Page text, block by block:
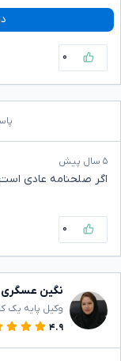
۰
۵ سال پیش
اگر صلحنامه عادی
۰
نگین عسگری
وکیل پایه یک
۴.۹